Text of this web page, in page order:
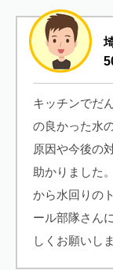
キッチンでだ
の良かった水
原因や今後の
助かりました
から水回りの
ール部隊さん
しくお願いし